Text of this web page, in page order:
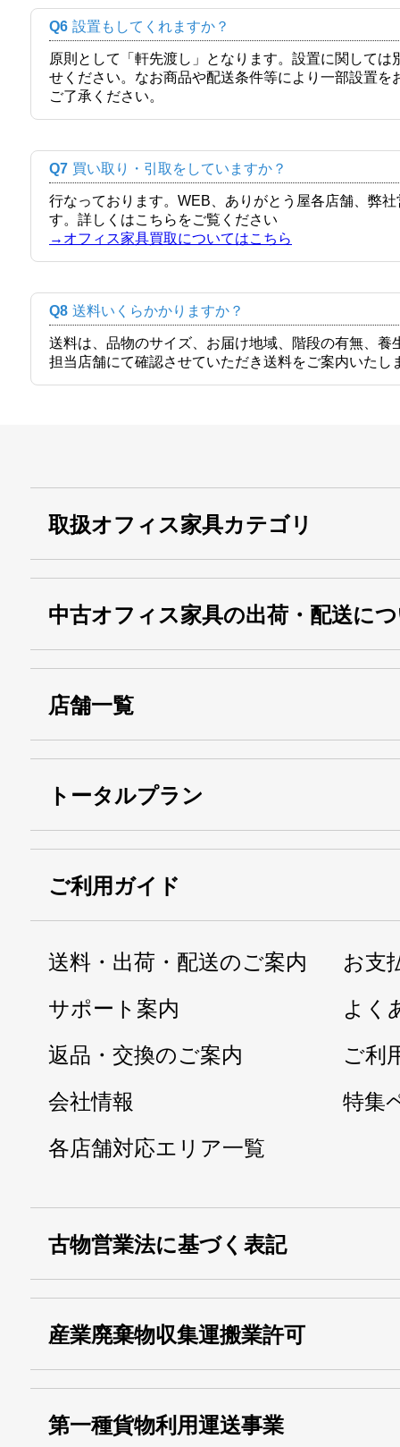
Q6 設置もしてくれますか？
原則として「軒先渡し」となります。設置に関して
せください。なお商品や配送条件等により一部設置
ご了承ください。
Q7 買い取り・引取をしていますか？
行なっております。WEB、ありがとう屋各店舗、弊
す。詳しくはこちらをご覧ください
→オフィス家具買取についてはこちら
Q8 送料いくらかかりますか？
送料は、品物のサイズ、お届け地域、階段の有無、
担当店舗にて確認させていただき送料をご案内いたし
取扱オフィス家具カテゴリ
中古オフィス家具の出荷・配送に
店舗一覧
トータルプラン
ご利用ガイド
送料・出荷・配送のご案内
お支
サポート案内
よく
返品・交換のご案内
ご利
会社情報
特集
各店舗対応エリア一覧
古物営業法に基づく表記
産業廃棄物収集運搬業許可
運搬業許可証番号：
13000155805
第一種貨物利用運送事業